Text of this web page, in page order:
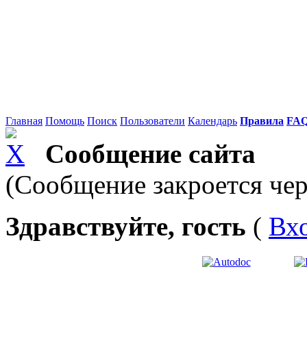
Главная Помощь Поиск Пользователи Календарь Правила
Сообщение сайта
(Сообщение закроется
Здравствуйте, гость (